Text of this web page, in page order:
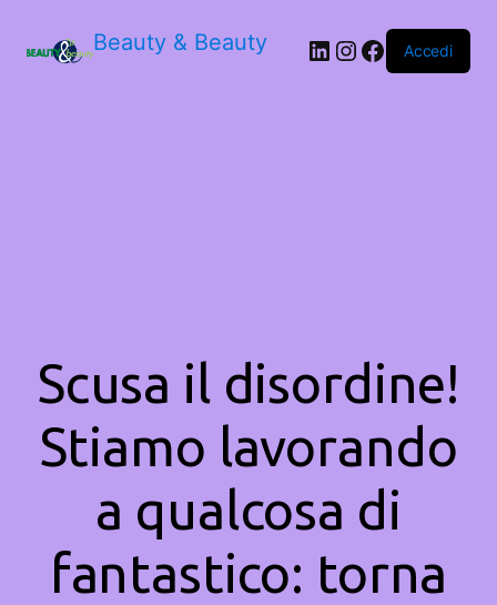
Beauty & Beauty LinkedIn
Instagram
Facebook
Accedi
Scusa il disordine!
Stiamo lavorando
a qualcosa di
fantastico: torna